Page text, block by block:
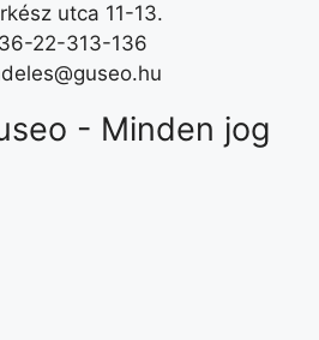
utca 11-13.
22-313-136
- Minden jog